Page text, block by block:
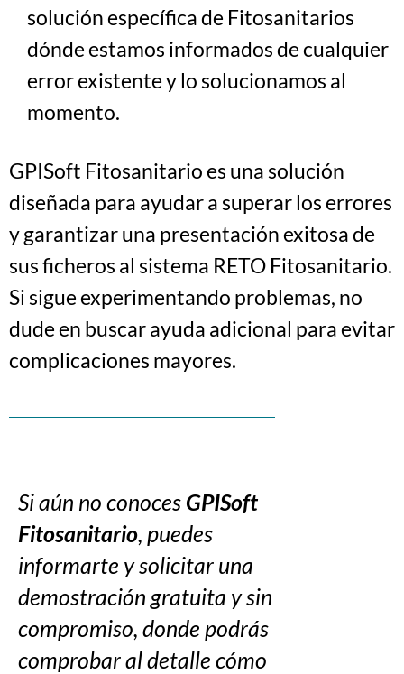
solución específica de Fitosanitarios
dónde estamos informados de cualquier
error existente y lo solucionamos al
momento.
GPISoft Fitosanitario es una solución
diseñada para ayudar a superar los errores
y garantizar una presentación exitosa de
sus ficheros al sistema RETO Fitosanitario.
Si sigue experimentando problemas, no
dude en buscar ayuda adicional para evitar
complicaciones mayores.
Si aún no conoces GPISoft
Fitosanitario, puedes
informarte y solicitar una
demostración gratuita y sin
compromiso, donde podrás
comprobar al detalle cómo